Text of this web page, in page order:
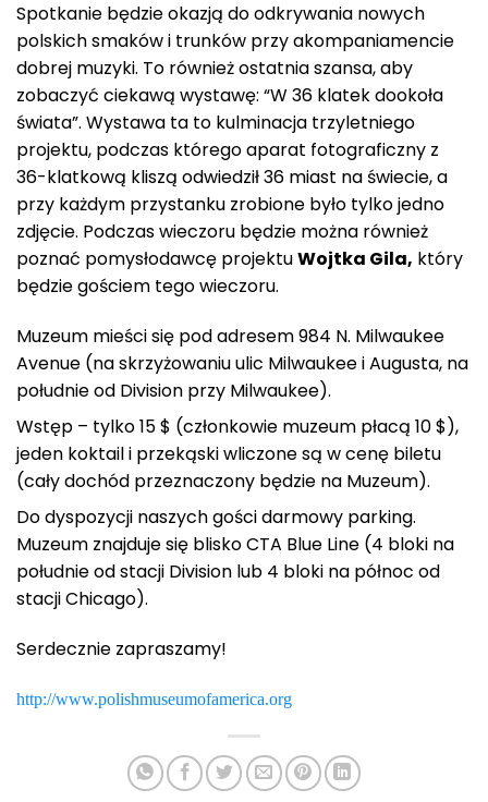
Spotkanie będzie okazją do odkrywania nowych
polskich smaków i trunków przy akompaniamencie
dobrej muzyki. To również ostatnia szansa, aby
zobaczyć ciekawą wystawę: “W 36 klatek dookoła
świata”. Wystawa ta to kulminacja trzyletniego
projektu, podczas którego aparat fotograficzny z
36-klatkową kliszą odwiedził 36 miast na świecie, a
przy każdym przystanku zrobione było tylko jedno
zdjęcie. Podczas wieczoru będzie można również
poznać pomysłodawcę projektuWojtka Gila, który
będzie gościem tego wieczoru.
Muzeum mieści się pod adresem 984 N. Milwaukee
Avenue (na skrzyżowaniu ulic Milwaukee i Augusta, na
południe od Division przy Milwaukee).
Wstęp – tylko 15 $ (członkowie muzeum płacą 10 $),
jeden koktail i przekąski wliczone są w cenę biletu
(cały dochód przeznaczony będzie na Muzeum).
Do dyspozycji naszych gości darmowy parking.
Muzeum znajduje się blisko CTA Blue Line (4 bloki na
południe od stacji Division lub 4 bloki na północ od
stacji Chicago).
Serdecznie zapraszamy!
http://www.polishmuseumofamerica.org